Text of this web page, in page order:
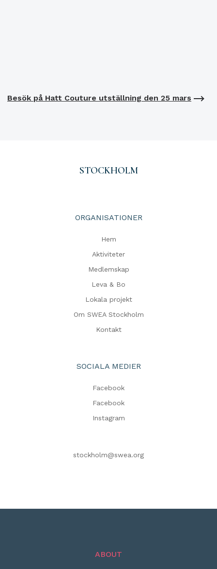
Besök på Hatt Couture utställning den 25 mars
STOCKHOLM
ORGANISATIONER
Hem
Aktiviteter
Medlemskap
Leva & Bo
Lokala projekt
Om SWEA Stockholm
Kontakt
SOCIALA MEDIER
Facebook
Facebook
Instagram
stockholm@swea.org
ABOUT